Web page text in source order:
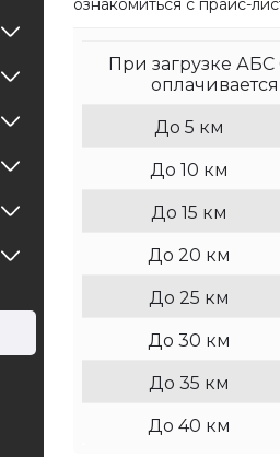
ознакомиться с прайс-
При загрузке АБС
До 5 км
До 10 км
До 15 км
До 20 км
До 25 км
До 30 км
До 35 км
До 40 км